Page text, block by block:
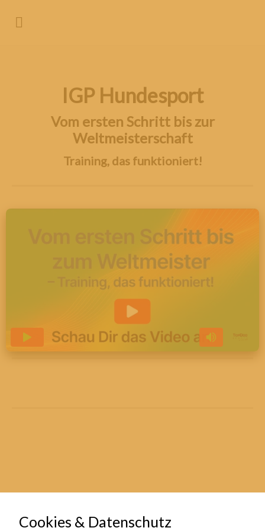
IGP Hundesport
Vom ersten Schritt bis zur
Weltmeisterschaft
Training, das funktioniert!
Cookies & Datenschutz